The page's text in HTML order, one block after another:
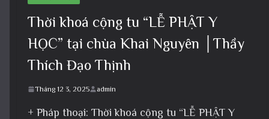
Thời khoá cộng tu “LỄ PHẬT Y
HỌC” tại chùa Khai Nguyên │Thầy
Thích Đạo Thịnh
Tháng 12 3, 2025 admin
+ Pháp thoại: Thời khoá cộng tu “LỄ PHẬT Y